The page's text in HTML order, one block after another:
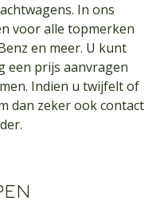
In ons
voor alle topmerken
en meer. U kunt
een prijs aanvragen
Indien u twijfelt of
dan zeker ook contact